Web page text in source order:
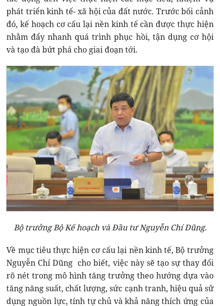
phát triển kinh tế- xã hội của đất nước. Trước bối cảnh
đó, kế hoạch cơ cấu lại nền kinh tế cần được thực hiện
nhằm đẩy nhanh quá trình phục hồi, tận dụng cơ hội
và tạo đà bứt phá cho giai đoạn tới.
Bộ trưởng Bộ Kế hoạch và Đầu tư Nguyễn Chí Dũng.
Về mục tiêu thực hiện cơ cấu lại nền kinh tế, Bộ trưởng
Nguyễn Chí Dũng cho biết, việc này sẽ tạo sự thay đổi
rõ nét trong mô hình tăng trưởng theo hướng dựa vào
tăng năng suất, chất lượng, sức cạnh tranh, hiệu quả sử
dụng nguồn lực, tính tự chủ và khả năng thích ứng của